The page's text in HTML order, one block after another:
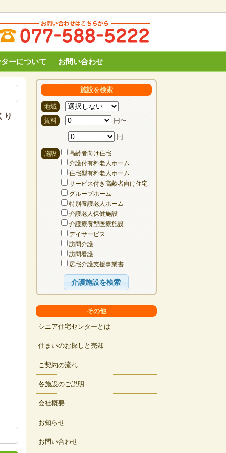
ーについて お問い合わせ
施設を検索
地域
賃料
円〜
円
施設
高齢者向け住宅
介護付有料老人ホーム
住宅型有料老人ホーム
サービス付き高齢者向け住宅
グループホーム
特別養護老人ホーム
介護老人保健施設
介護療養型医療施設
デイサービス
訪問介護
訪問看護
居宅介護支援事業書
その他
シニア住宅センターとは
住まいのお探しと売却
ご契約の流れ
各施設のご説明
会社概要
お知らせ
お問い合わせ
り